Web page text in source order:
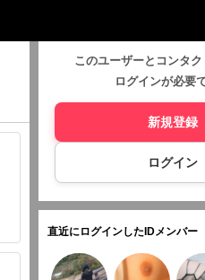
このユーザーとコンタ
ログインが必要
新規登録
ログイン
直近にログインしたIDメンバー